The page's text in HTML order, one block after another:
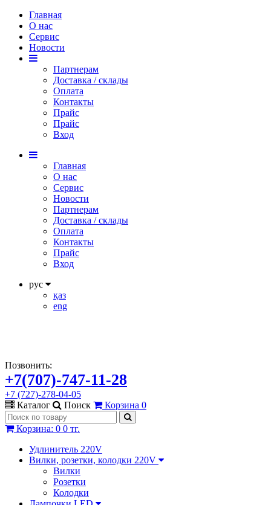
Главная
О нас
Сервис
Новости
Партнерам
Доставка / склады
Оплата
Контакты
Прайс
Прaйс
Вход
Главная
О нас
Сервис
Новости
Партнерам
Доставка / склады
Оплата
Контакты
Прайс
Вход
рус
қаз
eng
Позвонить:
+7(707)-747-11-28
+7 (727)-278-04-05
Каталог
Поиск Корзина 0
Корзина: 0 0 тг.
Удлинитель 220V
Вилки, розетки, колодки 220V
Вилки
Розетки
Колодки